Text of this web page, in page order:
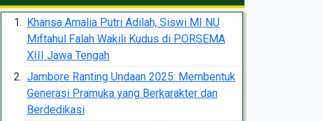
Khansa Amalia Putri Adilah, Siswi MI NU
Miftahul Falah Wakili Kudus di PORSEMA
XIII Jawa Tengah
Jambore Ranting Undaan 2025: Membentuk
Generasi Pramuka yang Berkarakter dan
Berdedikasi